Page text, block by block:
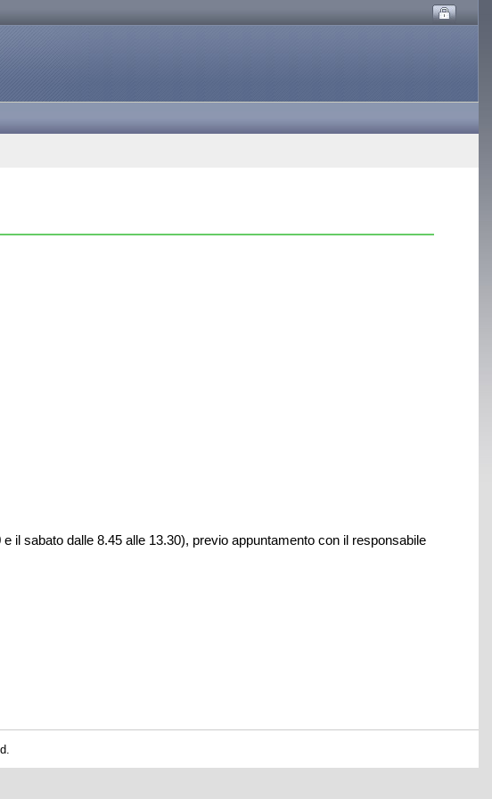
il sabato dalle 8.45 alle 13.30), previo appuntamento con il responsabile